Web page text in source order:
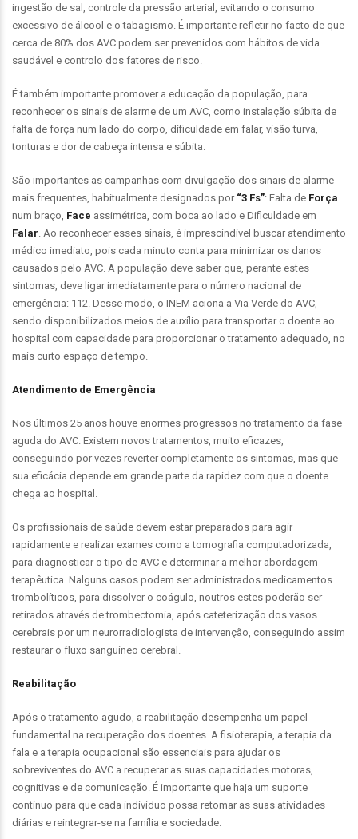
ingestão de sal, controle da pressão arterial, evitando o consumo
excessivo de álcool e o tabagismo. É importante refletir no facto de que
cerca de 80% dos AVC podem ser prevenidos com hábitos de vida
saudável e controlo dos fatores de risco.
É também importante promover a educação da população, para
reconhecer os sinais de alarme de um AVC, como instalação súbita de
falta de força num lado do corpo, dificuldade em falar, visão turva,
tonturas e dor de cabeça intensa e súbita.
São importantes as campanhas com divulgação dos sinais de alarme
mais frequentes, habitualmente designados por “3 Fs”: Falta de Força
num braço, Face assimétrica, com boca ao lado e Dificuldade em
Falar. Ao reconhecer esses sinais, é imprescindível buscar atendimento
médico imediato, pois cada minuto conta para minimizar os danos
causados pelo AVC. A população deve saber que, perante estes
sintomas, deve ligar imediatamente para o número nacional de
emergência: 112. Desse modo, o INEM aciona a Via Verde do AVC,
sendo disponibilizados meios de auxílio para transportar o doente ao
hospital com capacidade para proporcionar o tratamento adequado, no
mais curto espaço de tempo.
Atendimento de Emergência
Nos últimos 25 anos houve enormes progressos no tratamento da fase
aguda do AVC. Existem novos tratamentos, muito eficazes,
conseguindo por vezes reverter completamente os sintomas, mas que
sua eficácia depende em grande parte da rapidez com que o doente
chega ao hospital.
Os profissionais de saúde devem estar preparados para agir
rapidamente e realizar exames como a tomografia computadorizada,
para diagnosticar o tipo de AVC e determinar a melhor abordagem
terapêutica. Nalguns casos podem ser administrados medicamentos
trombolíticos, para dissolver o coágulo, noutros estes poderão ser
retirados através de trombectomia, após cateterização dos vasos
cerebrais por um neurorradiologista de intervenção, conseguindo assim
restaurar o fluxo sanguíneo cerebral.
Reabilitação
Após o tratamento agudo, a reabilitação desempenha um papel
fundamental na recuperação dos doentes. A fisioterapia, a terapia da
fala e a terapia ocupacional são essenciais para ajudar os
sobreviventes do AVC a recuperar as suas capacidades motoras,
cognitivas e de comunicação. É importante que haja um suporte
contínuo para que cada individuo possa retomar as suas atividades
diárias e reintegrar-se na família e sociedade.